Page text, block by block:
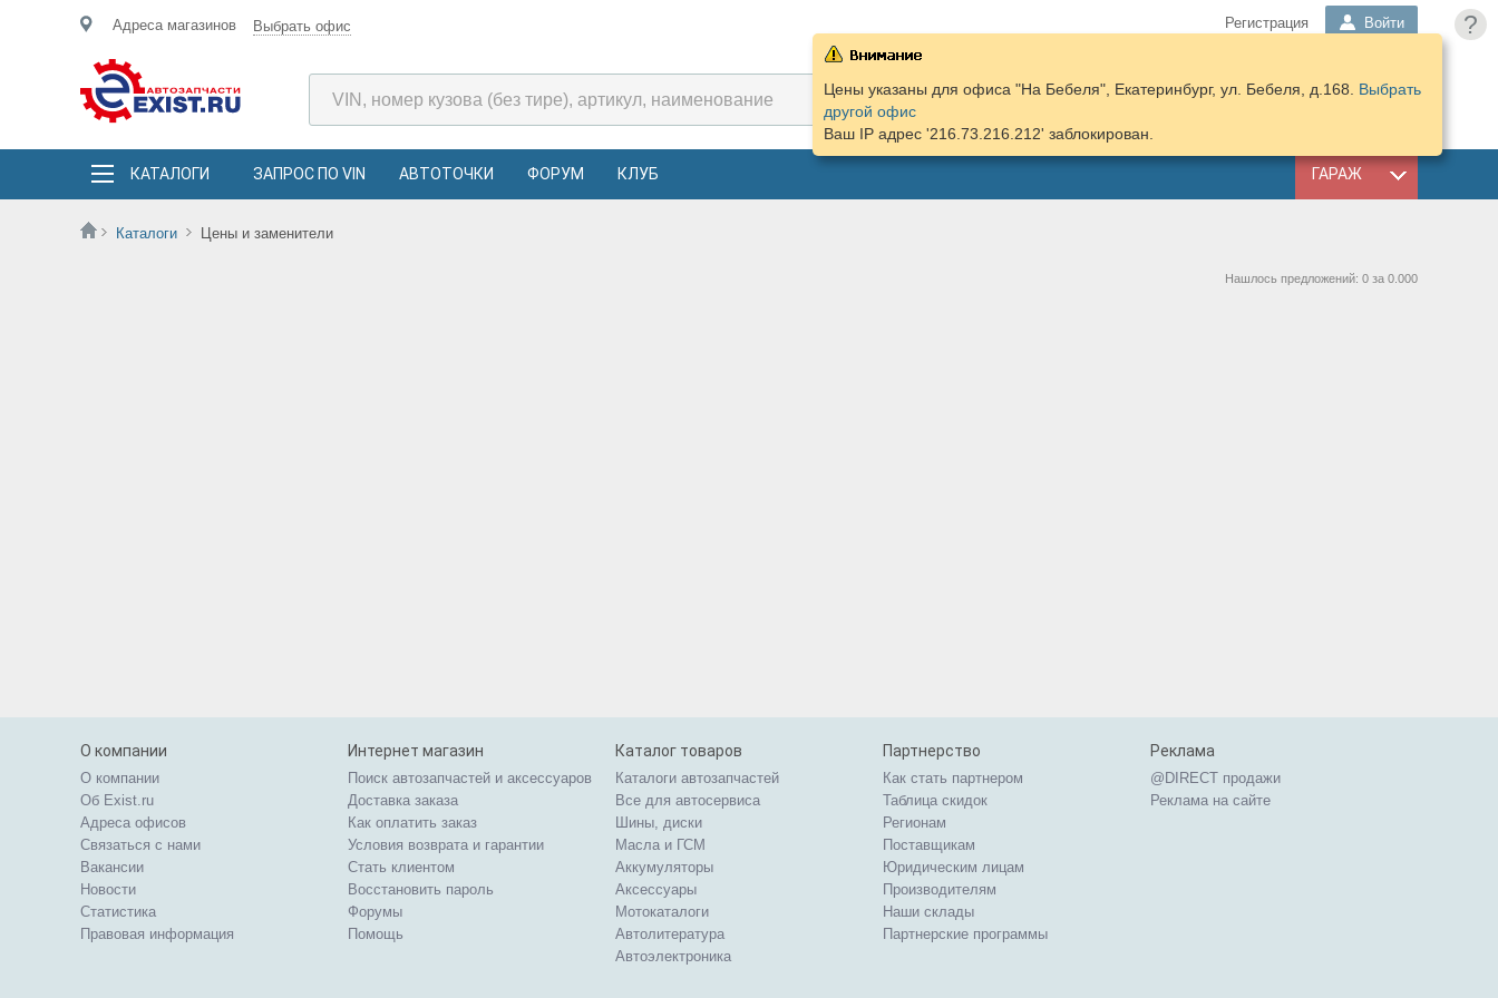
?
Адреса магазинов Выбрать офис Регистрация Войти
КОРЗИНА
ПОДОБРАТЬ
КАТАЛОГИ ЗАПРОС ПО VIN АВТОТОЧКИ ФОРУМ КЛУБ ГАРАЖ
Каталоги Цены и заменители
Цены указаны для офиса "На Бебеля", Екатеринбург, ул. Бебеля, д.168. Выбрать
другой офис
Ваш IP адрес '216.73.216.212' заблокирован.
Нашлось предложений: 0 за 0.000
О компании
О компании
Об Exist.ru
Адреса офисов
Связаться с нами
Вакансии
Новости
Статистика
Правовая информация
Интернет магазин
Поиск автозапчастей и аксессуаров
Доставка заказа
Как оплатить заказ
Условия возврата и гарантии
Стать клиентом
Восстановить пароль
Форумы
Помощь
Каталог товаров
Каталоги автозапчастей
Все для автосервиса
Шины, диски
Масла и ГСМ
Аккумуляторы
Аксессуары
Мотокаталоги
Автолитература
Автоэлектроника
Партнерство
Как стать партнером
Таблица скидок
Регионам
Поставщикам
Юридическим лицам
Производителям
Наши склады
Партнерские программы
Реклама
@DIRECT продажи
Реклама на сайте